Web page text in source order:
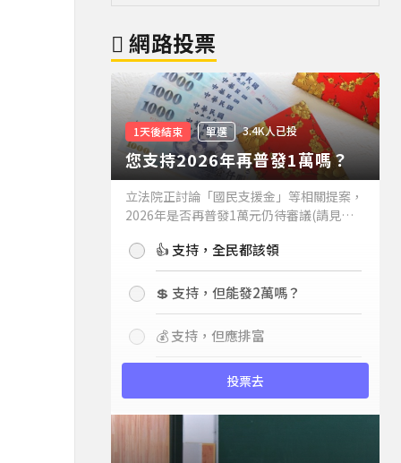
網路投票
1天後結束 單選 3.4K人已投
您支持2026年再普發1萬嗎？
立法院正討論「國民支援金」等相關提案，
2026年是否再普發1萬元仍待審議(請見下
持嗎？👍 支持，全民都該領
💲 支持，但能發2萬嗎？
💰 支持，但應排富
投票去